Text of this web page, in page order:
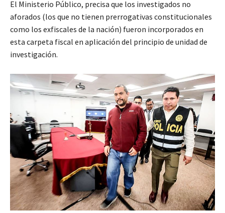
El Ministerio Público, precisa que los investigados no
aforados (los que no tienen prerrogativas constitucionales
como los exfiscales de la nación) fueron incorporados en
esta carpeta fiscal en aplicación del principio de unidad de
investigación.